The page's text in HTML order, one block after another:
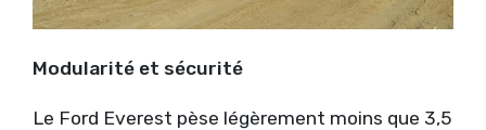
Modularité et sécurité
Le Ford Everest pèse légèrement moins que 3,5